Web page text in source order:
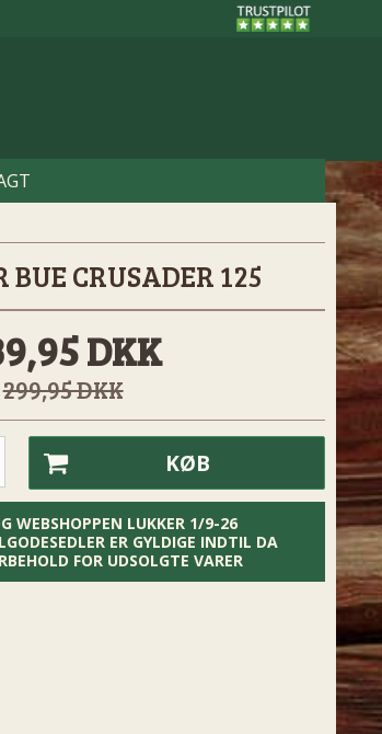
BUE CRUSADER 125
DKK
299,95 DKK
KØB
WEBSHOPPEN LUKKER 1/9-26
ER GYLDIGE INDTIL DA
FOR UDSOLGTE VARER